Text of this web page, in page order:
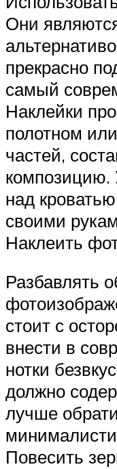
Они
прекрасно
самый
Наклейки
полотном
частей,
композицию.
над
своими
Наклеить
Разбавлять
стоит с
внести в
нотки
должно
лучше
Повесить